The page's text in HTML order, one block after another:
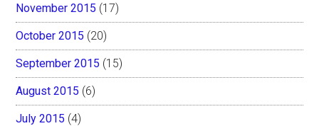
November 2015 (17)
October 2015 (20)
September 2015 (15)
August 2015 (6)
July 2015 (4)